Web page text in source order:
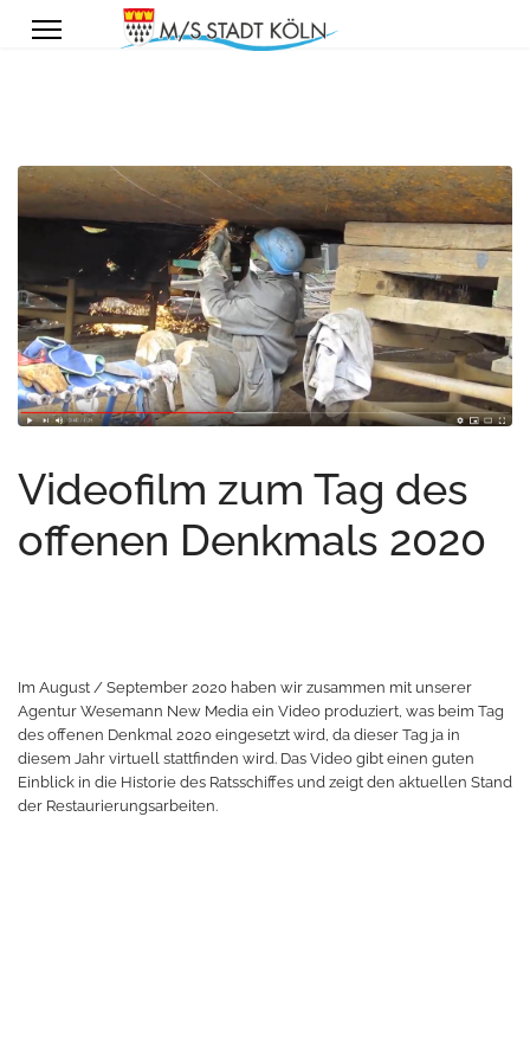
Videofilm zum Tag des
offenen Denkmals 2020
Im August / September 2020 haben wir zusammen mit unserer
Agentur Wesemann New Media ein Video produziert, was beim Tag
des offenen Denkmal 2020 eingesetzt wird, da dieser Tag ja in
diesem Jahr virtuell stattfinden wird. Das Video gibt einen guten
Einblick in die Historie des Ratsschiffes und zeigt den aktuellen Stand
der Restaurierungsarbeiten.